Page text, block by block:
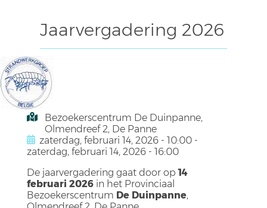
Jaarvergadering 2026
Bezoekerscentrum De Duinpanne,
Olmendreef 2, De Panne
zaterdag, februari 14, 2026 - 10:00-
zaterdag, februari 14, 2026 - 16:00
De jaarvergadering gaat door op14
februari 2026in het Provinciaal
Bezoekerscentrum De Duinpanne,